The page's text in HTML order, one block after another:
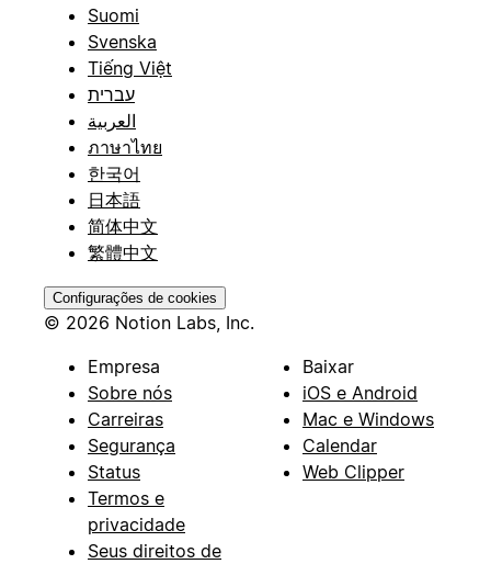
Suomi
Svenska
Tiếng Việt
עברית
العربية
ภาษาไทย
한국어
日本語
简体中文
繁體中文
Configurações de cookies
© 2026 Notion Labs, Inc.
Empresa
Sobre nós
Carreiras
Segurança
Status
Termos e
privacidade
Seus direitos de
Baixar
iOS e Android
Mac e Windows
Calendar
Web Clipper